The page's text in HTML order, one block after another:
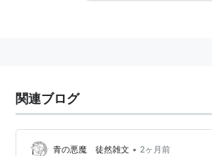
プをさしてこう呼ぶ。「死の組」とも。
特にサッカーでよく聞かれる。
2002年ワールドカップ「グループF」
関連ブログ
青の悪魔 徒然雑文 • 2ヶ月前